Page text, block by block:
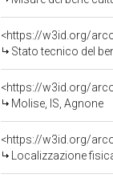
<https://w3id.org/
Stato tecnico del
<https://w3id.org/
Molise, IS, Agnone
<https://w3id.org/
Localizzazione